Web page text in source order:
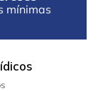
mínimas